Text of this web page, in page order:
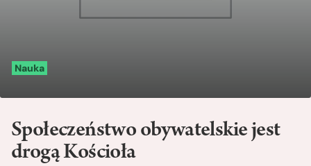
Nauka
Społeczeństwo obywatelskie jest
drogą Kościoła